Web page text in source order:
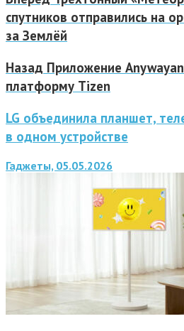
спутников отправились на
за Землёй
Назад Приложение
платформу Tizen
LG объединила планшет,
в одном устройстве
Гаджеты, 05.05.2026